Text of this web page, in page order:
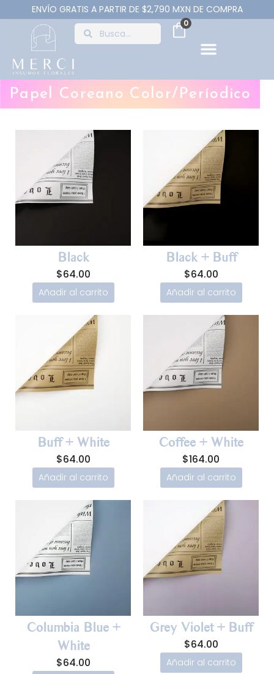
ENVÍO GRATIS A PARTIR DE $2,790 MXN DE COMPRA
0
Papel Coreano Color/Períodico
Black
$64.00
Añadir al carrito
Black + Buff
$64.00
Añadir al carrito
Buff + White
$64.00
Añadir al carrito
Coffee + White
$164.00
Añadir al carrito
Columbia Blue +
White
$64.00
Grey Violet + Buff
$64.00
Añadir al carrito